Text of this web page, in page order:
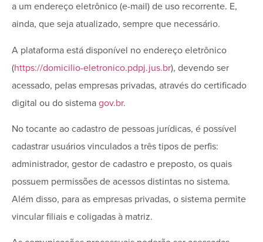
a um endereço eletrônico (e-mail) de uso recorrente. E,
ainda, que seja atualizado, sempre que necessário.
A plataforma está disponível no endereço eletrônico
(https://domicilio-eletronico.pdpj.jus.br), devendo ser
acessado, pelas empresas privadas, através do certificado
digital ou do sistema gov.br.
No tocante ao cadastro de pessoas jurídicas, é possível
cadastrar usuários vinculados a três tipos de perfis:
administrador, gestor de cadastro e preposto, os quais
possuem permissões de acessos distintas no sistema.
Além disso, para as empresas privadas, o sistema permite
vincular filiais e coligadas à matriz.